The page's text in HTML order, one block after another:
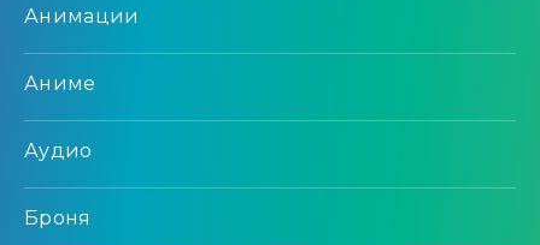
Анимации
Аниме
Аудио
Броня